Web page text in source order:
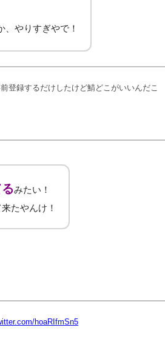
、やりすぎやで！
登録するだけしたけど鯖どこがいいんだこ
みたい！
たやんけ！
hoaRIfmSn5